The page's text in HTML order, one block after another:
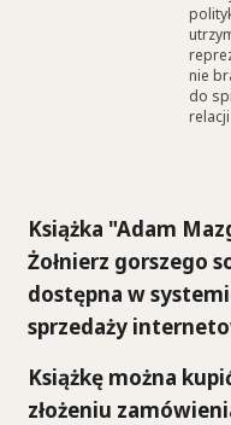
nie
do
Książka "Adam
Żołnierz gorszego
dostępna w
sprzedaży
Książkę można
złożeniu